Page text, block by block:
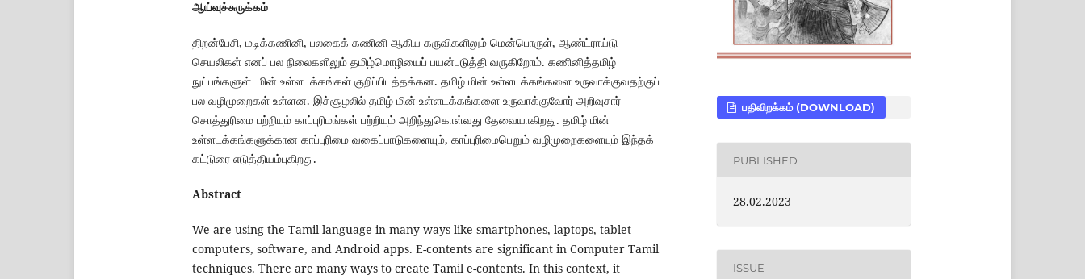
ஆய்வுச்சுருக்கம்
திறன்பேசி, மடிக்கணினி, பலகைக் கணினி ஆகிய கருவிகளிலும் மென்பொருள், ஆண்ட்ராய்டு
செயலிகள் எனப் பல நிலைகளிலும் தமிழ்மொழியைப் பயன்படுத்தி வருகிறோம். கணினித்தமிழ்
நுட்பங்களுள் மின் உள்ளடக்கங்கள் குறிப்பிடத்தக்கன. தமிழ் மின் உள்ளடக்கங்களை உருவாக்குவதற்குப்
பல வழிமுறைகள் உள்ளன. இச்சூழலில் தமிழ் மின் உள்ளடக்கங்களை உருவாக்குவோர் அறிவுசார்
சொத்துரிமை பற்றியும் காப்புரிமங்கள் பற்றியும் அறிந்துகொள்வது தேவையாகிறது. தமிழ் மின்
உள்ளடக்கங்களுக்கான காப்புரிமை வகைப்பாடுகளையும், காப்புரிமைபெறும் வழிமுறைகளையும் இந்தக்
கட்டுரை எடுத்தியம்புகிறது.
Abstract
We are using the Tamil language in many ways like smartphones, laptops, tablet
computers, software, and Android apps. E-contents are significant in Computer Tamil
techniques. There are many ways to create Tamil e-contents. In this context, it
பதிவிறக்கம் (DOWNLOAD)
PUBLISHED
28.02.2023
ISSUE